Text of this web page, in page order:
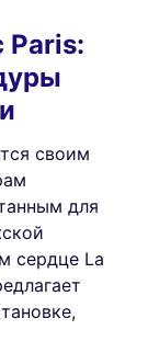
Paris:
своим
для
сердце La